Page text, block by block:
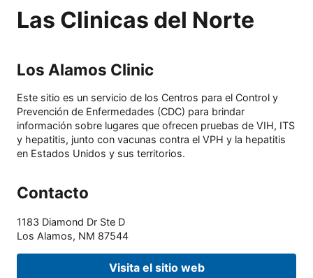
Las Clinicas del Norte
Los Alamos Clinic
Este sitio es un servicio de los Centros para el Control y
Prevención de Enfermedades (CDC) para brindar
información sobre lugares que ofrecen pruebas de VIH, ITS
y hepatitis, junto con vacunas contra el VPH y la hepatitis
en Estados Unidos y sus territorios.
Contacto
1183 Diamond Dr Ste D
Los Alamos, NM 87544
Visita el sitio web